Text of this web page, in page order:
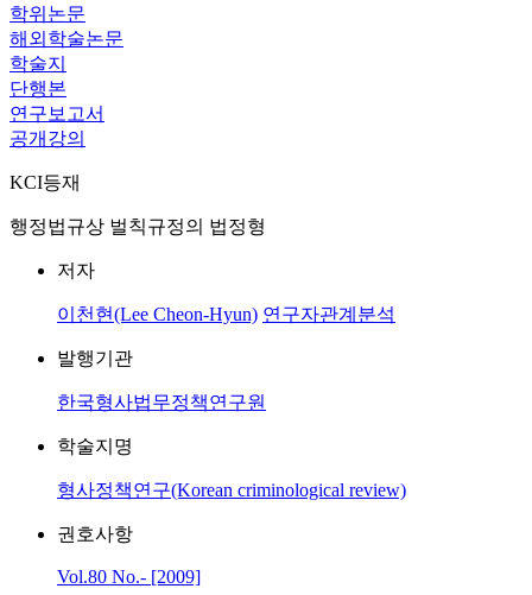
학위논문
해외학술논문
학술지
단행본
연구보고서
공개강의
KCI등재
행정법규상 벌칙규정의 법정형
저자
이천현(Lee Cheon-Hyun) 연구자관계분석
발행기관
한국형사법무정책연구원
학술지명
형사정책연구(Korean criminological review)
권호사항
Vol.80 No.- [2009]